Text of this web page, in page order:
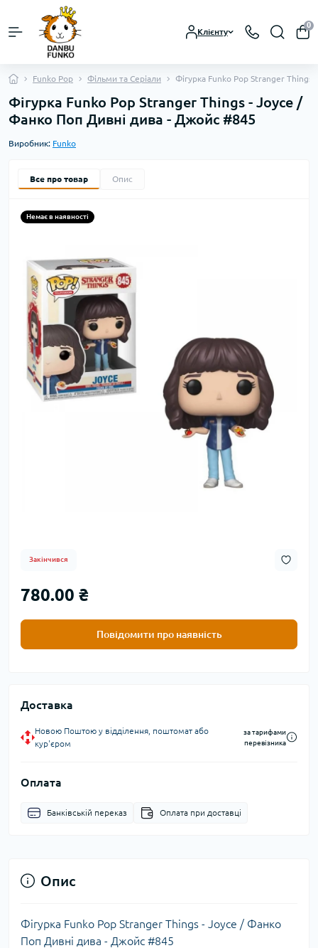
Клієнту
0
Funko Pop Фільми та Серіали Фігурка Funko Pop Stranger
Фігурка Funko Pop Stranger Things - Joyce /
Фанко Поп Дивні дива - Джойс #845
Виробник: Funko
Все про товар Опис
Немає в наявності
Закінчився
780.00 ₴
Повідомити про наявність
Доставка
Новою Поштою у відділення, поштомат або
кур'єром
за тарифами
перевізника
Оплата
Банківській переказ Оплата при доставці
Опис
Фігурка Funko Pop Stranger Things - Joyce / Фанко
Поп Дивні дива - Джойс #845